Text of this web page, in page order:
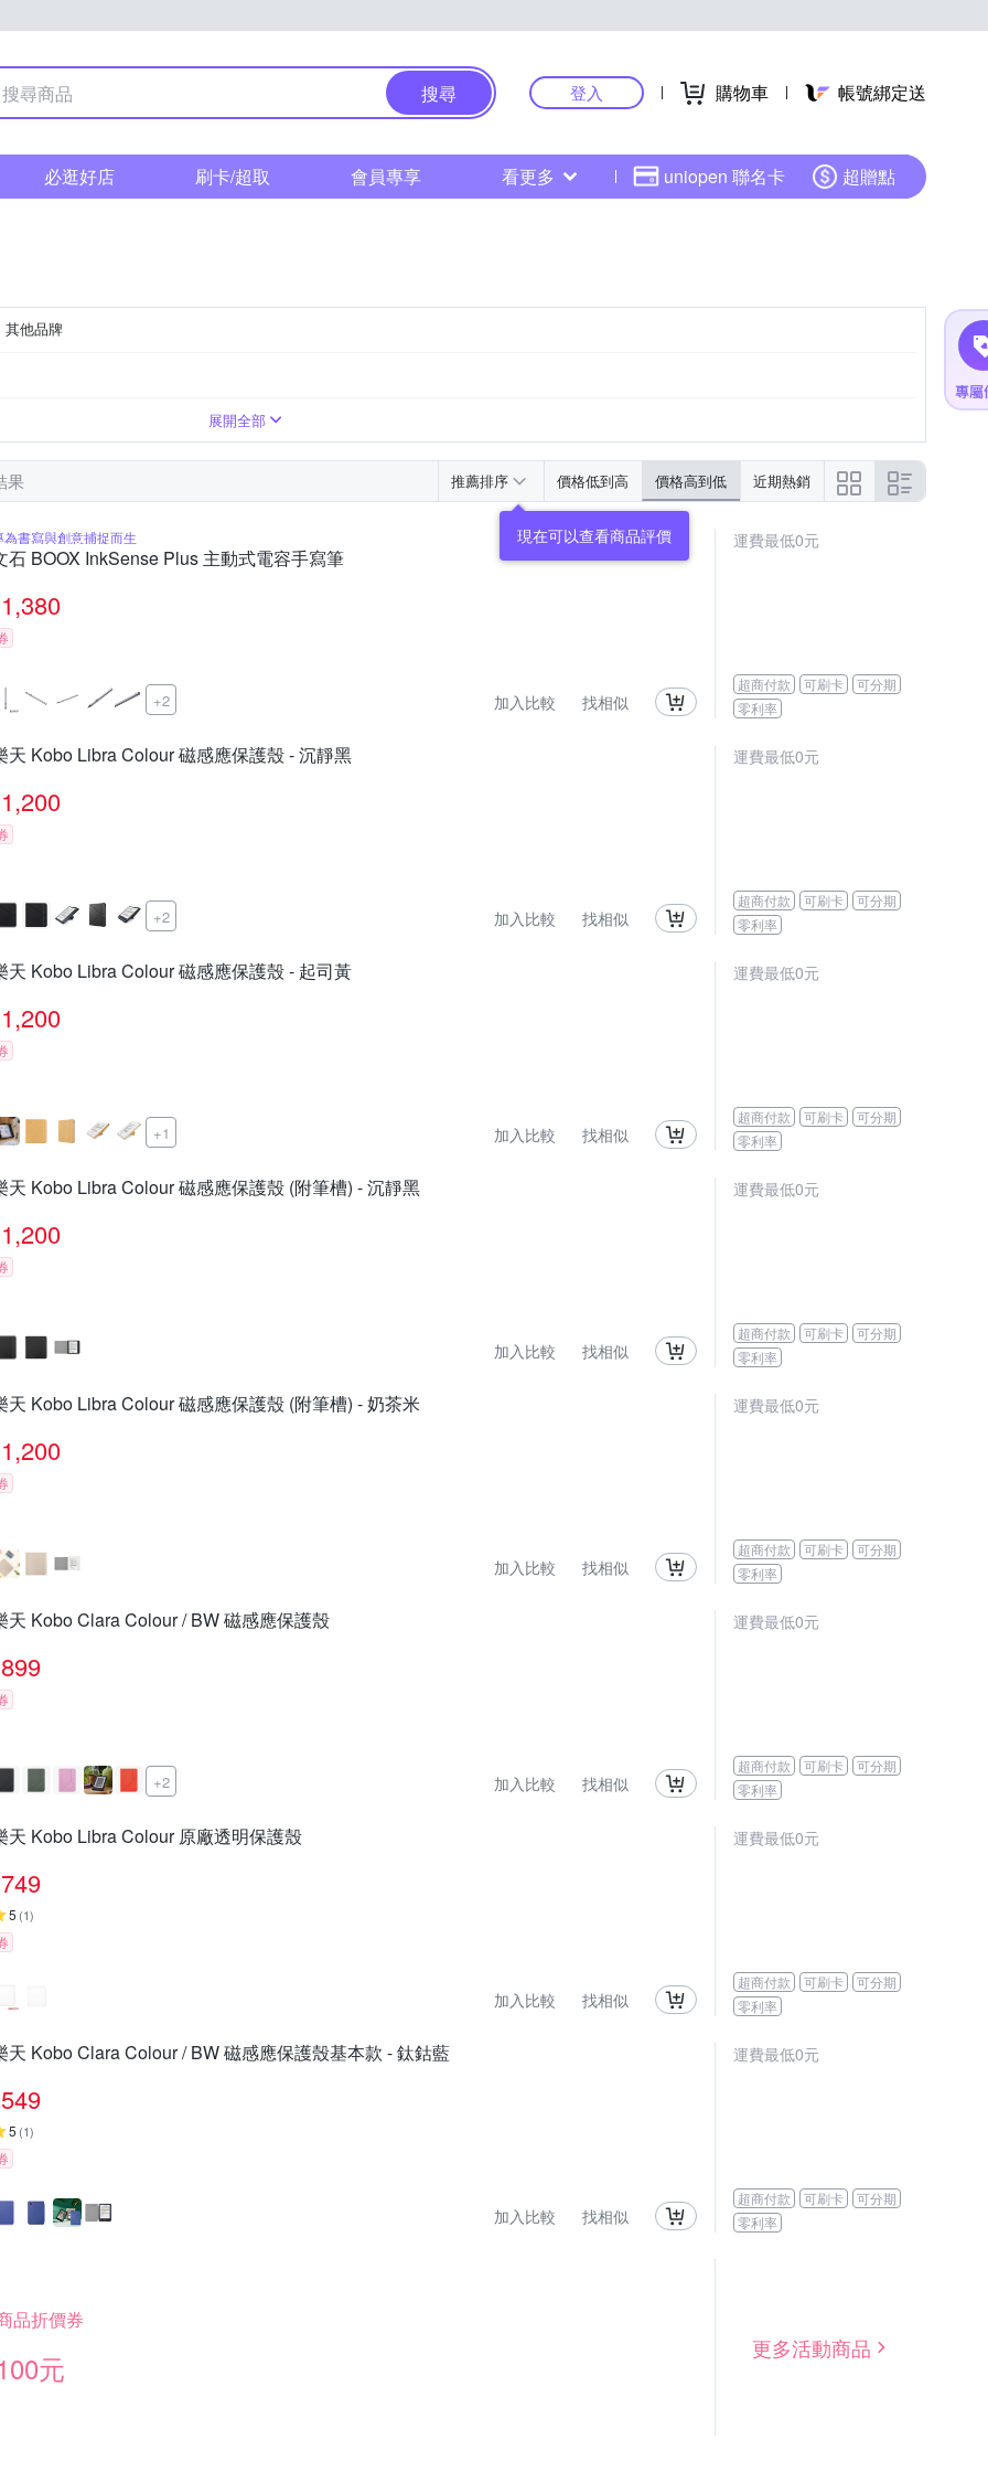
搜尋 登入 購物車 帳號綁定送
必逛好店 刷卡/超取 會員專享 看更多 uniopen 聯名卡 超贈點
其他品牌
展開全部
果 推薦排序 價格低到高 價格高到低 近期熱銷
現在可以查看商品評價
為書寫與創意捕捉而生
石 BOOX InkSense Plus 主動式電容手寫筆
1,380
+2 加入比較 找相似
運費最低0元
超商付款 可刷卡
可分期
零利率
天 Kobo Libra Colour 磁感應保護殼 - 沉靜黑
1,200
+2 加入比較 找相似
運費最低0元
超商付款 可刷卡
可分期
零利率
天 Kobo Libra Colour 磁感應保護殼 - 起司黃
1,200
+1 加入比較 找相似
運費最低0元
超商付款 可刷卡
可分期
零利率
天 Kobo Libra Colour 磁感應保護殼 (附筆槽) - 沉靜黑
1,200
加入比較 找相似
運費最低0元
超商付款 可刷卡
可分期
零利率
天 Kobo Libra Colour 磁感應保護殼 (附筆槽) - 奶茶米
1,200
加入比較 找相似
運費最低0元
超商付款 可刷卡
可分期
零利率
天 Kobo Clara Colour / BW 磁感應保護殼
899
+2 加入比較 找相似
運費最低0元
超商付款 可刷卡
可分期
零利率
天 Kobo Libra Colour 原廠透明保護殼
749
5 (1)
加入比較 找相似
運費最低0元
超商付款 可刷卡
可分期
零利率
天 Kobo Clara Colour / BW 磁感應保護殼基本款 - 鈦鈷藍
549
5 (1)
加入比較 找相似
運費最低0元
超商付款 可刷卡
可分期
零利率
品折價券
元
更多活動商品